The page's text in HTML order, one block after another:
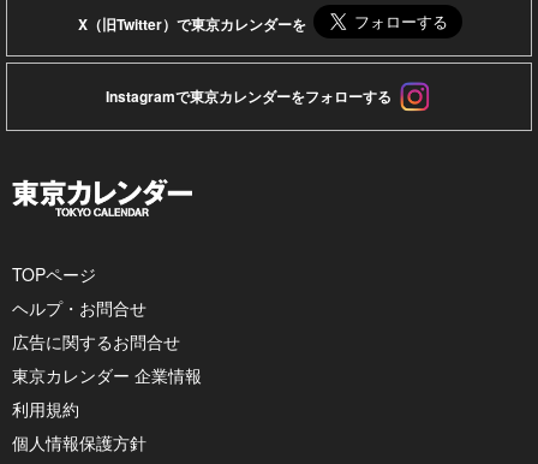
X（旧Twitter）で東京カレンダーを
Instagramで東京カレンダーをフォローする
TOPページ
ヘルプ・お問合せ
広告に関するお問合せ
東京カレンダー 企業情報
利用規約
個人情報保護方針